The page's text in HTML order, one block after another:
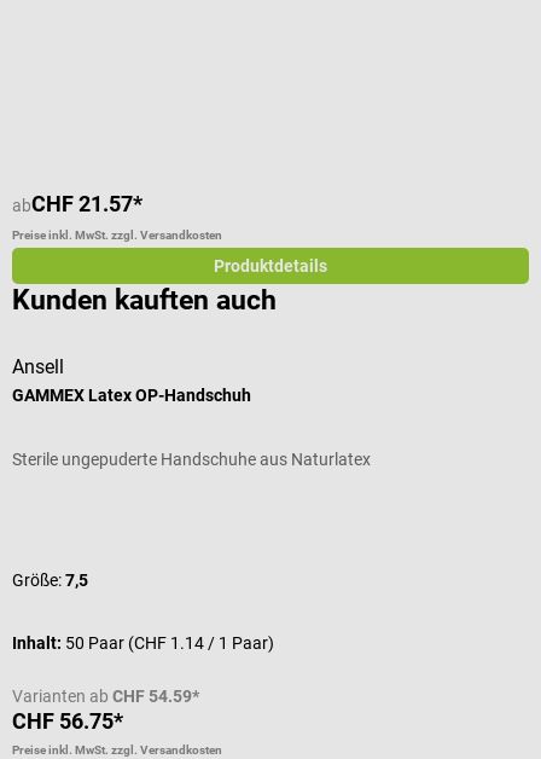
abCHF 21.57*
Preise inkl. MwSt. zzgl. Versandkosten
Produktdetails
Kunden kauften auch
Ansell
GAMMEX Latex OP-Handschuh
Sterile ungepuderte Handschuhe aus Naturlatex
Größe:7,5
Inhalt: 50 Paar (CHF 1.14 / 1 Paar)
Varianten ab CHF 54.59*
CHF 56.75*
Preise inkl. MwSt. zzgl. Versandkosten